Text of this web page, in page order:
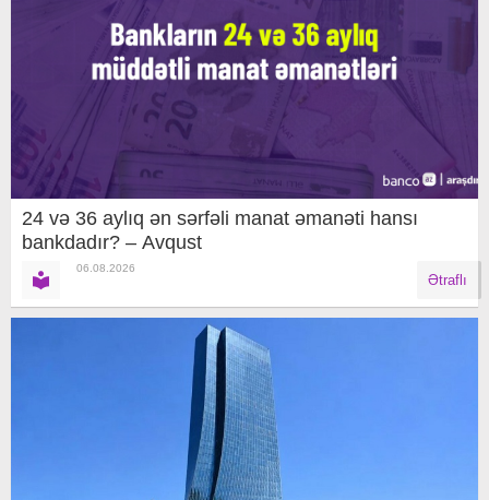
24 və 36 aylıq ən sərfəli manat əmanəti hansı
bankdadır? – Avqust
06.08.2026
Ətraflı